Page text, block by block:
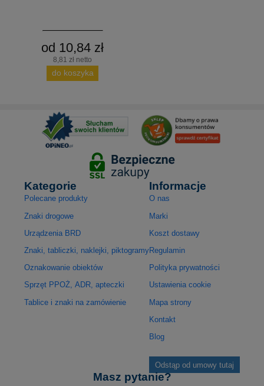
od 10,84 zł
8,81 zł netto
do koszyka
Kategorie
Polecane produkty
Znaki drogowe
Urządzenia BRD
Znaki, tabliczki, naklejki, piktogramy
Oznakowanie obiektów
Sprzęt PPOŻ, ADR, apteczki
Tablice i znaki na zamówienie
Informacje
O nas
Marki
Koszt dostawy
Regulamin
Polityka prywatności
Ustawienia cookie
Mapa strony
Kontakt
Blog
Odstąp od umowy tutaj
Masz pytanie?